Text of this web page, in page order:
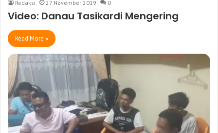
Redaksi 27 November 2019 0
Video: Danau Tasikardi Mengering
Read More »